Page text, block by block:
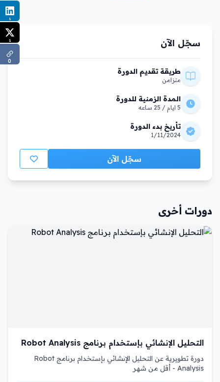
سجّل الآن
طريقة تقديم الدورة
متزامن
المدة الزمنية للدورة
5 ايام / 25 ساعه
تأريخ بدء الدورة
1/11/2024
سجّل الآن
دورات أخرى
التحليل الإنشائي بإستخدام برنامج Robot Analysis
دورة تطويرية عن التحليل الإنشائي بإستخدام برنامج Robot
Analysis - أقل من شهر
1
1
0